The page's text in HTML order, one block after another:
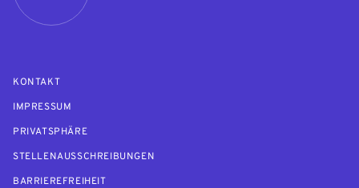
KONTAKT
IMPRESSUM
PRIVATSPHÄRE
STELLENAUSSCHREIBUNGEN
BARRIEREFREIHEIT